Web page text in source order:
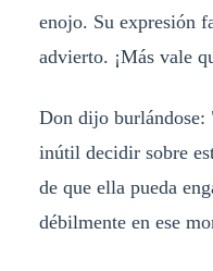
enojo. Su expresión
advierto. ¡Más vale
Don dijo burlándose:
inútil decidir sobre
de que ella pueda
débilmente en ese